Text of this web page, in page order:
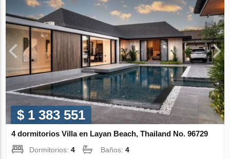
$ 1 383 551
4 dormitorios Villa en Layan Beach, Thailand No. 96729
Dormitorios:4 Baños:4